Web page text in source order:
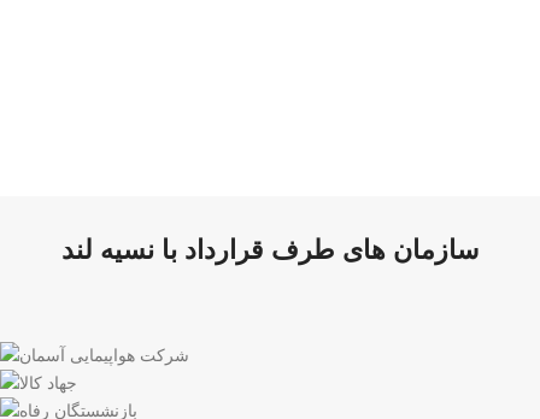
سازمان های طرف قرارداد با نسیه لند